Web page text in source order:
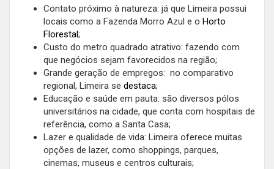
Contato próximo à natureza: já que Limeira possui
locais como a Fazenda Morro Azul e o Horto
Florestal;
Custo do metro quadrado atrativo: fazendo com
que negócios sejam favorecidos na região;
Grande geração de empregos: no comparativo
regional, Limeira se destaca;
Educação e saúde em pauta: são diversos pólos
universitários na cidade, que conta com hospitais de
referência, como a Santa Casa;
Lazer e qualidade de vida: Limeira oferece muitas
opções de lazer, como shoppings, parques,
cinemas, museus e centros culturais;